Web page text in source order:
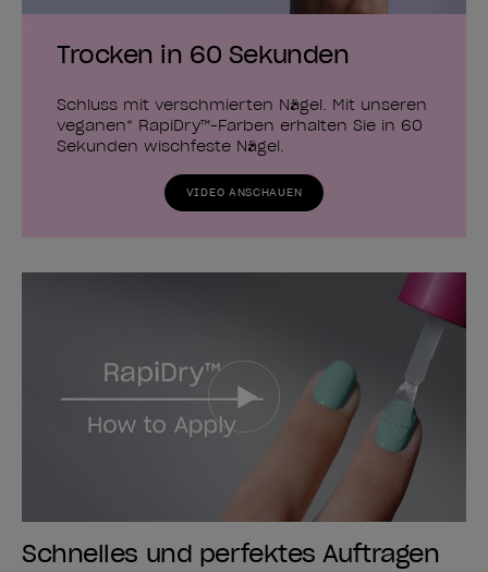
Trocken in 60 Sekunden
Schluss mit verschmierten Nägel. Mit unseren
veganen* RapiDry™-Farben erhalten Sie in 60
Sekunden wischfeste Nägel.
VIDEO ANSCHAUEN
Schnelles und perfektes Auftragen